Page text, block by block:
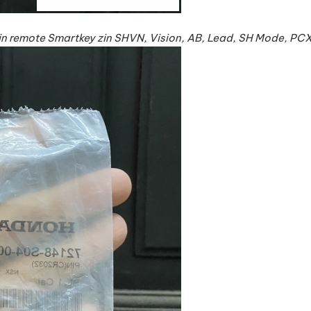
remote Smartkey zin SHVN, Vision, AB, Lead, SH Mode,